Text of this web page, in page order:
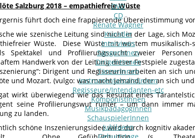
DVD
CD
Renate Wagner
Künstler
Interviews
SängerInnen
DirigentInnen
TänzerInnen
InstrumentalsolistInnen
Regisseure/Intendanten-etc
KomponistInnen
MusikpädagogInnen
SchauspielerInnen
Jubilaeen
Salzburg 2018 – empathiefreie Wüste
führt doch eine frappierende Übereinstimmung
wie szenische Leitung sind nicht in der Lage, sich
Wüste. Diese Wüste mit wüstem musikalisch-
Spektakel und Profilierungssucht zweier
Handwerk von der Leitung dieser Festspiele
Dirigent und Regisseurin arbeiten an sich
und Mozart. (vulgo: was macht jemand, der an sich
wirkt überwiegend wie das Resultat eines
seine Profilierungswut runter – um dann immer
zu landen.
schöne Inszenierungsidee wird durch kognitiv